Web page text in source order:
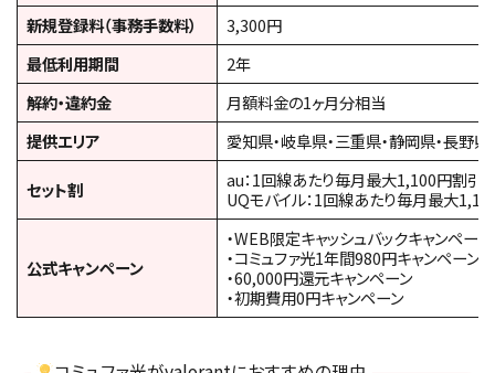
新規登録料（事務手数料）
3,300円
最低利用期間
2年
解約・違約金
月額料金の1ヶ月分相当
提供エリア
愛知県・岐阜県・三重県・静岡県・長野
セット割
au：1回線あたり毎月最大1,100円割引
UQモバイル：1回線あたり毎月最大
公式キャンペーン
・WEB限定キャッシュバックキャンペーン
・コミュファ光1年間980円キャンペーン
・60,000円還元キャンペーン
・初期費用0円キャンペーン